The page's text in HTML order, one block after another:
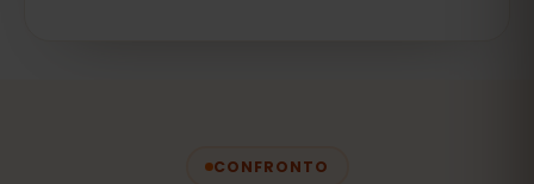
CONFRONTO